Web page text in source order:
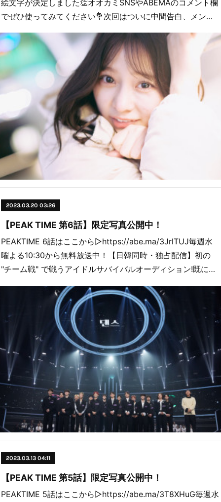
絵文字が決定しました👏オオカミSNSやABEMAのコメント欄
でぜひ使ってみてください💐次回はついに中間告白、メン…
2023.03.20 03:26
【PEAK TIME 第6話】限定写真公開中！
PEAKTIME 6話はここから▷https://abe.ma/3JrlTUJ毎週水
曜よる10:30から無料放送中！【日韓同時・独占配信】初の
"チーム戦" で戦うアイドルサバイバルオーディション!既に…
2023.03.13 04:11
【PEAK TIME 第5話】限定写真公開中！
PEAKTIME 5話はここから▷https://abe.ma/3T8XHuG毎週水